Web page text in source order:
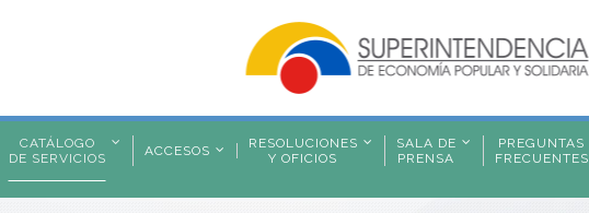
CATÁLOGO
DE SERVICIOS
ACCESOS
RESOLUCIONES
Y OFICIOS
SALA DE
PRENSA
PREGUNTAS
FRECUENTES